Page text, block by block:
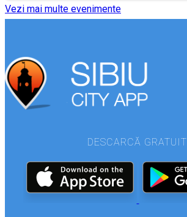
Vezi mai multe evenimente
DESCARCĂ GRATUIT